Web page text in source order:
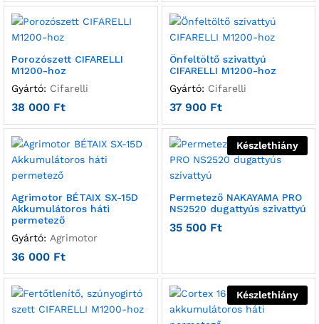
Porozószett CIFARELLI
M1200-hoz
Gyártó: Cifarelli
38 000 Ft
Önfeltöltő szivattyú
CIFARELLI M1200-hoz
Gyártó: Cifarelli
37 900 Ft
Agrimotor BÉTAIX SX-15D
Akkumulátoros háti
permetező
Gyártó: Agrimotor
36 000 Ft
Készlethiány
Permetező NAKAYAMA PRO
NS2520 dugattyús szivattyú
35 500 Ft
Készlethiány